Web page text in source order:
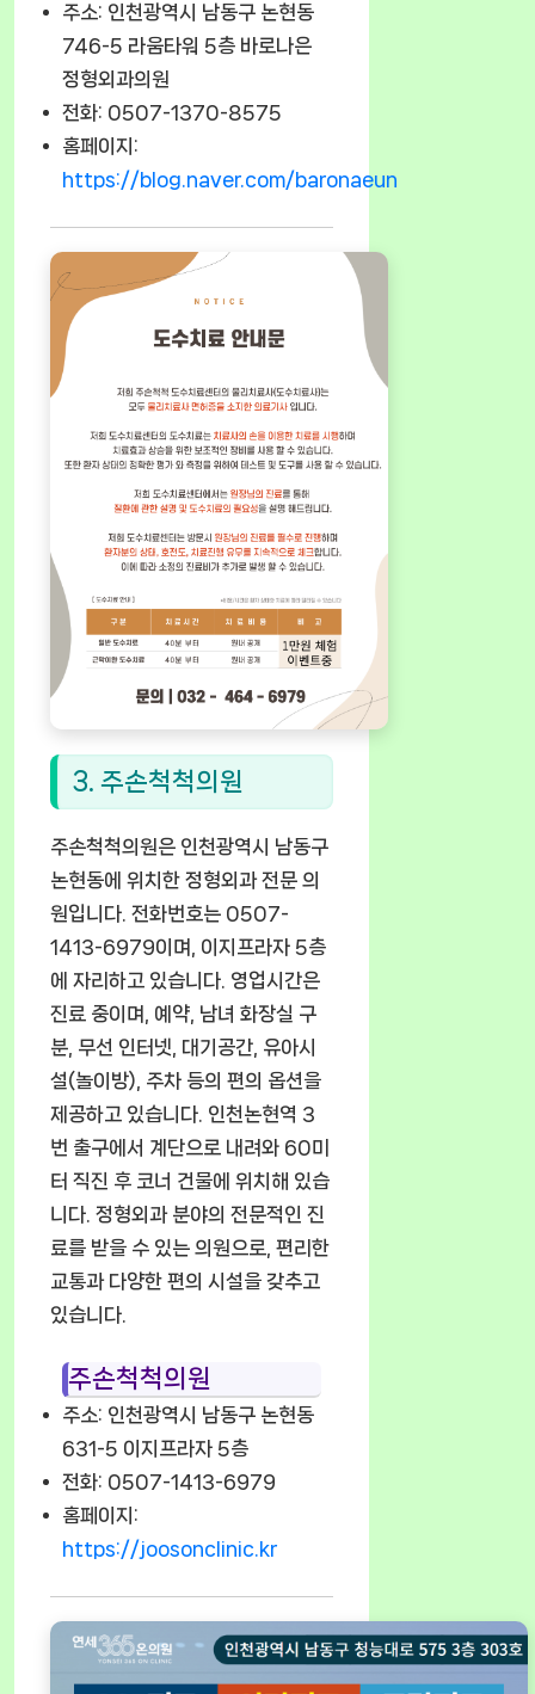
주소: 인천광역시 남동구 논현동
746-5 라움타워 5층 바로나은
정형외과의원
전화: 0507-1370-8575
홈페이지:
https://blog.naver.com/baronaeun
3. 주손척척의원
주손척척의원은 인천광역시 남동구
논현동에 위치한 정형외과 전문 의
원입니다. 전화번호는 0507-
1413-6979이며, 이지프라자 5층
에 자리하고 있습니다. 영업시간은
진료 중이며, 예약, 남녀 화장실 구
분, 무선 인터넷, 대기공간, 유아시
설(놀이방), 주차 등의 편의 옵션을
제공하고 있습니다. 인천논현역 3
번 출구에서 계단으로 내려와 60미
터 직진 후 코너 건물에 위치해 있습
니다. 정형외과 분야의 전문적인 진
료를 받을 수 있는 의원으로, 편리한
교통과 다양한 편의 시설을 갖추고
있습니다.
주손척척의원
주소: 인천광역시 남동구 논현동
631-5 이지프라자 5층
전화: 0507-1413-6979
홈페이지:
https://joosonclinic.kr